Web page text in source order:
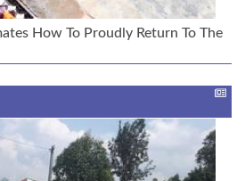
How To Proudly Return To The